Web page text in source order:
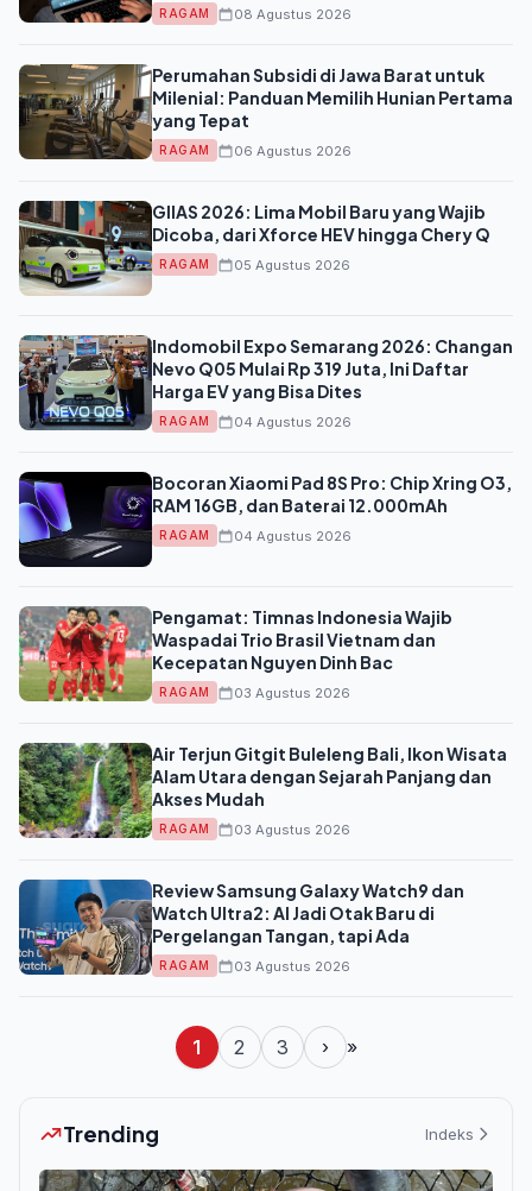
RAGAM 08 Agustus 2026
Perumahan Subsidi di Jawa Barat untuk
Milenial: Panduan Memilih Hunian Pertama
yang Tepat
RAGAM 06 Agustus 2026
GIIAS 2026: Lima Mobil Baru yang Wajib
Dicoba, dari Xforce HEV hingga Chery Q
RAGAM 05 Agustus 2026
Indomobil Expo Semarang 2026: Changan
Nevo Q05 Mulai Rp 319 Juta, Ini Daftar
Harga EV yang Bisa Dites
RAGAM 04 Agustus 2026
Bocoran Xiaomi Pad 8S Pro: Chip Xring O3,
RAM 16GB, dan Baterai 12.000mAh
RAGAM 04 Agustus 2026
Pengamat: Timnas Indonesia Wajib
Waspadai Trio Brasil Vietnam dan
Kecepatan Nguyen Dinh Bac
RAGAM 03 Agustus 2026
Air Terjun Gitgit Buleleng Bali, Ikon Wisata
Alam Utara dengan Sejarah Panjang dan
Akses Mudah
RAGAM 03 Agustus 2026
Review Samsung Galaxy Watch9 dan
Watch Ultra2: AI Jadi Otak Baru di
Pergelangan Tangan, tapi Ada
RAGAM 03 Agustus 2026
1 2 3 › »
Trending Indeks